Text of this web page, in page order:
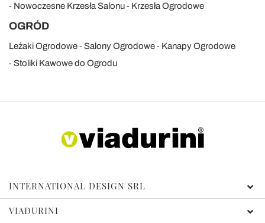
Nowoczesne Krzesła Salonu
Krzesła Ogrodowe
OGRÓD
Leżaki Ogrodowe Salony Ogrodowe
Kanapy Ogrodowe
Stoliki Kawowe do Ogrodu
INTERNATIONAL DESIGN SRL
VIADURINI